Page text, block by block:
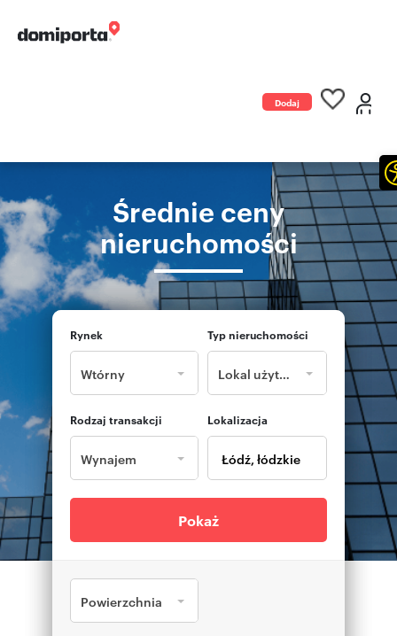
Dodaj
Średnie ceny
nieruchomości
Rynek
Wtórny
Typ nieruchomości
Lokal użytkowy
Rodzaj transakcji
Wynajem
Lokalizacja
Pokaż
Powierzchnia